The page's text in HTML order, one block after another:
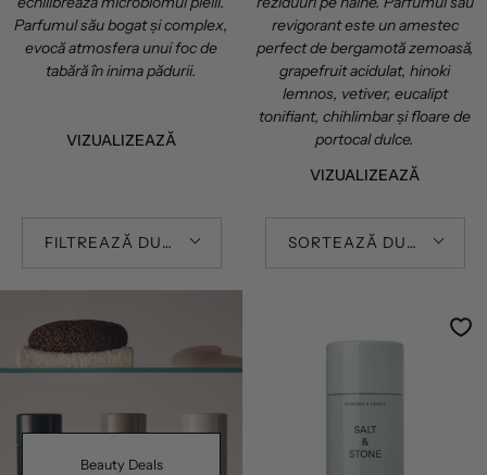
Parfumul său bogat și complex,
evocă atmosfera unui foc de
tabără în inima pădurii.
VIZUALIZEAZĂ
revigorant este un amestec
perfect de bergamotă zemoasă,
grapefruit acidulat, hinoki
lemnos, vetiver, eucalipt
tonifiant, chihlimbar și floare de
portocal dulce.
VIZUALIZEAZĂ
FILTREAZĂ DUPĂ SORTEAZĂ DUPĂ
Beauty Deals